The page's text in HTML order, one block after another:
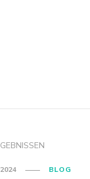
BLOG